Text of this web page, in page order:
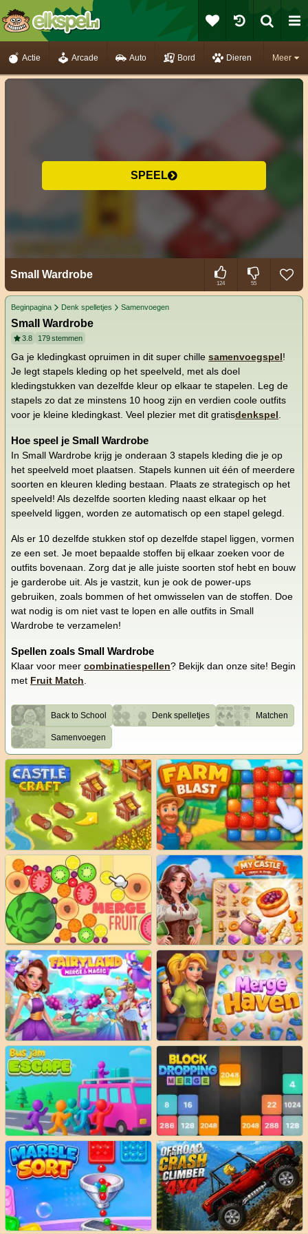
Meer
Actie Arcade Auto Bord Dieren
SPEEL
Small Wardrobe
124 55
Beginpagina Denk spelletjes Samenvoegen
Small Wardrobe
3.8 179stemmen
Ga je kledingkast opruimen in dit super chille samenvoegspel!
Je legt stapels kleding op het speelveld, met als doel
kledingstukken van dezelfde kleur op elkaar te stapelen. Leg de
stapels zo dat ze minstens 10 hoog zijn en verdien coole outfits
voor je kleine kledingkast. Veel plezier met dit gratisdenkspel.
Hoe speel je Small Wardrobe
In Small Wardrobe krijg je onderaan 3 stapels kleding die je op
het speelveld moet plaatsen. Stapels kunnen uit één of meerdere
soorten en kleuren kleding bestaan. Plaats ze strategisch op het
speelveld! Als dezelfde soorten kleding naast elkaar op het
speelveld liggen, worden ze automatisch op een stapel gelegd.
Als er 10 dezelfde stukken stof op dezelfde stapel liggen, vormen
ze een set. Je moet bepaalde stoffen bij elkaar zoeken voor de
outfits bovenaan. Zorg dat je alle juiste soorten stof hebt en bouw
je garderobe uit. Als je vastzit, kun je ook de power-ups
gebruiken, zoals bommen of het omwisselen van de stoffen. Doe
wat nodig is om niet vast te lopen en alle outfits in Small
Wardrobe te verzamelen!
Spellen zoals Small Wardrobe
Klaar voor meer combinatiespellen? Bekijk dan onze site! Begin
met Fruit Match.
Back to School Denk spelletjes Matchen
Samenvoegen